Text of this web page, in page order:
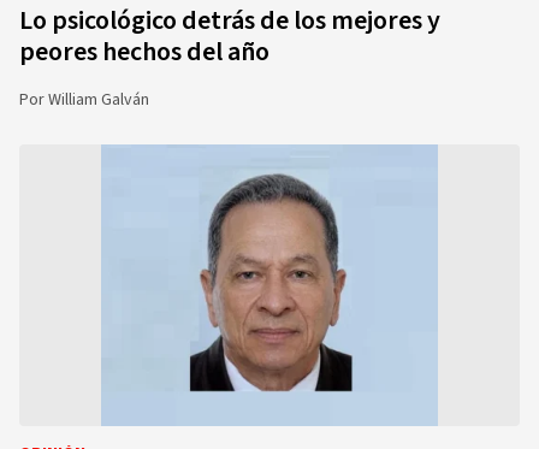
Lo psicológico detrás de los mejores y
peores hechos del año
PorWilliam Galván